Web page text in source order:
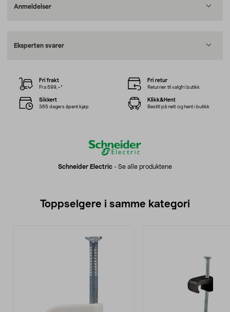
Anmeldelser
Eksperten svarer
Schneider Electric - Se alle produktene
Fri frakt
Fra 599,–*
Fri retur
Returner til valgfri butikk
Sikkert
365 dagers åpent kjøp
Klikk&Hent
Bestill på nett og hent i butikk
Toppselgere i samme kategori